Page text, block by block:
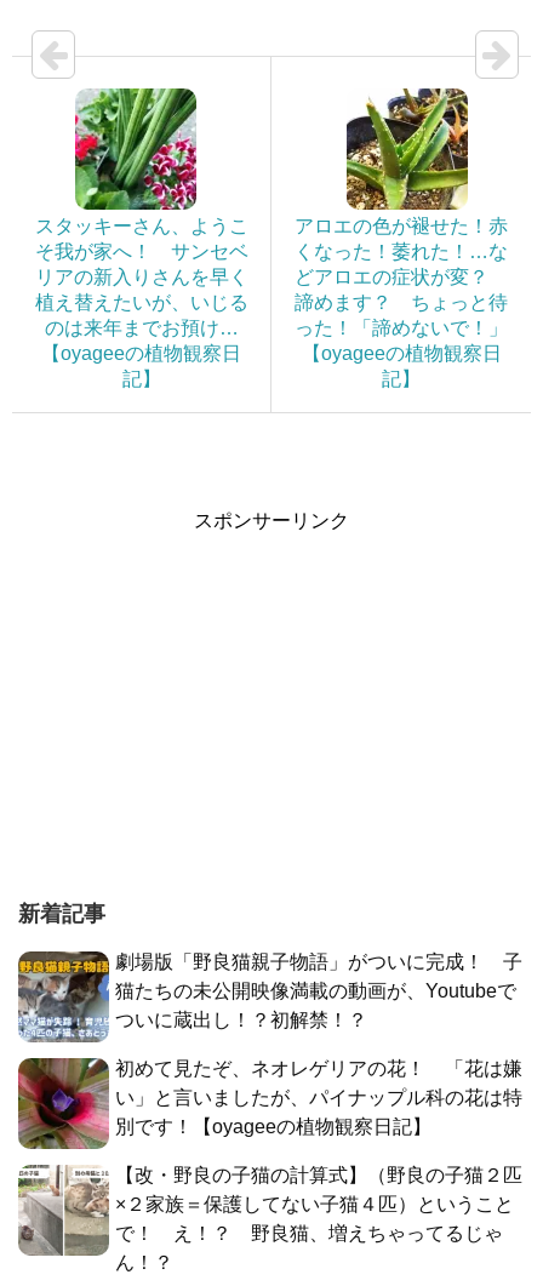
スタッキーさん、ようこ
そ我が家へ！ サンセベ
リアの新入りさんを早く
植え替えたいが、いじる
のは来年までお預け…
【oyageeの植物観察日
記】
アロエの色が褪せた！赤
くなった！萎れた！…な
どアロエの症状が変？
諦めます？ ちょっと待
った！「諦めないで！」
【oyageeの植物観察日
記】
スポンサーリンク
新着記事
劇場版「野良猫親子物語」がついに完成！ 子
猫たちの未公開映像満載の動画が、Youtubeで
ついに蔵出し！？初解禁！？
初めて見たぞ、ネオレゲリアの花！ 「花は嫌
い」と言いましたが、パイナップル科の花は特
別です！【oyageeの植物観察日記】
【改・野良の子猫の計算式】（野良の子猫２匹
×２家族＝保護してない子猫４匹）ということ
で！ え！？ 野良猫、増えちゃってるじゃ
ん！？